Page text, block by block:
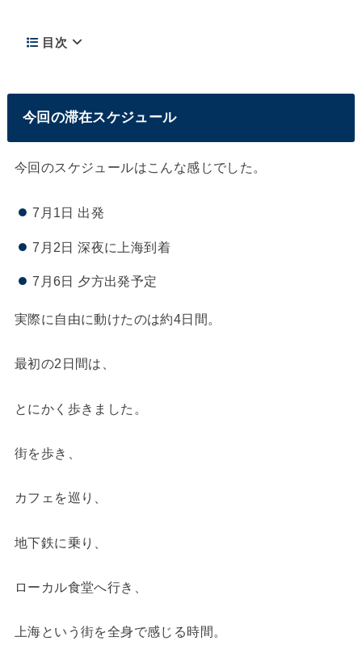
目次
今回の滞在スケジュール
今回のスケジュールはこんな感じでした。
7月1日 出発
7月2日 深夜に上海到着
7月6日 夕方出発予定
実際に自由に動けたのは約4日間。
最初の2日間は、
とにかく歩きました。
街を歩き、
カフェを巡り、
地下鉄に乗り、
ローカル食堂へ行き、
上海という街を全身で感じる時間。